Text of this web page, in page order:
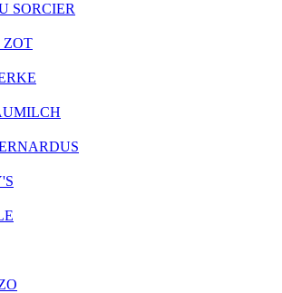
SORCIER
ZOT